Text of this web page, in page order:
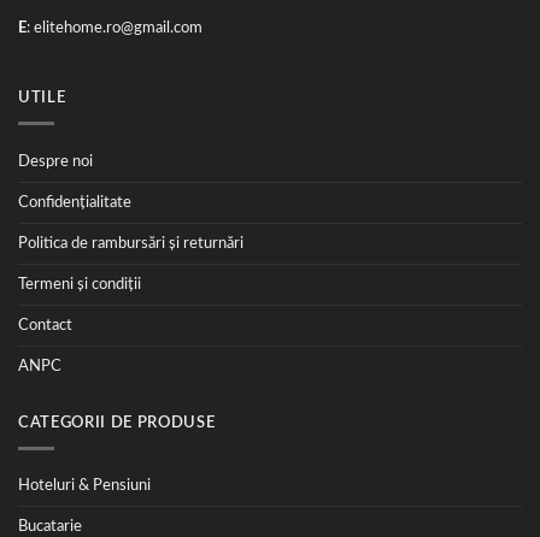
E: elitehome.ro@gmail.com
UTILE
Despre noi
Confidențialitate
Politica de rambursări și returnări
Termeni și condiții
Contact
ANPC
CATEGORII DE PRODUSE
Hoteluri & Pensiuni
Bucatarie